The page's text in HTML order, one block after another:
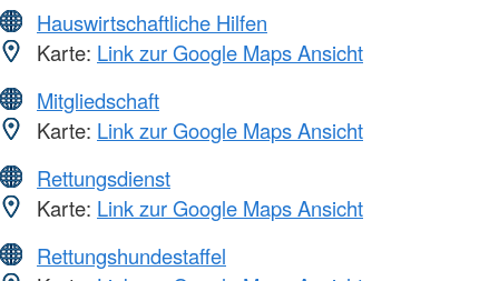
Hauswirtschaftliche Hilfen
Karte: Link zur Google Maps Ansicht
Mitgliedschaft
Karte: Link zur Google Maps Ansicht
Rettungsdienst
Karte: Link zur Google Maps Ansicht
Rettungshundestaffel